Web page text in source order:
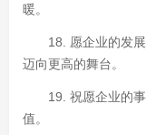
暖。
18. 愿企业的发
迈向更高的舞台。
19. 祝愿企业的
值。